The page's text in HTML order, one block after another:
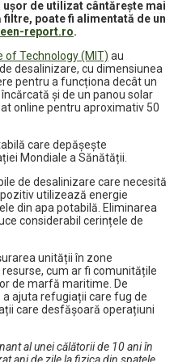
de utilizat cântărește mai
poate fi alimentată de un
report.ro.
of Technology (MIT) au
desalinizare, cu dimensiunea
pentru a funcționa decât un
și de un panou solar
online pentru aproximativ 50
care depășește
Mondiale a Sănătății.
de desalinizare care necesită
utilizează energie
din apa potabilă. Eliminarea
considerabil cerințele de
unității în zone
cum ar fi comunitățile
de marfă maritime. De
ajuta refugiații care fug de
care desfășoară operațiuni
al unei călătorii de 10 ani în